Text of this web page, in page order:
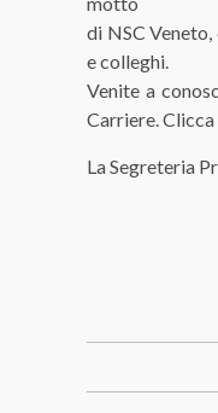
di NSC
e colleghi.
Venite a
Carriere.
La Segreteria